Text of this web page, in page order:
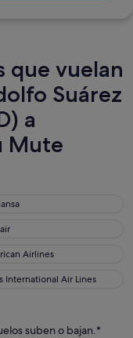
que vuelan
Suárez
a
Mute
Airlines
Airlines
International Air Lines
Air Lines
suben o bajan.*